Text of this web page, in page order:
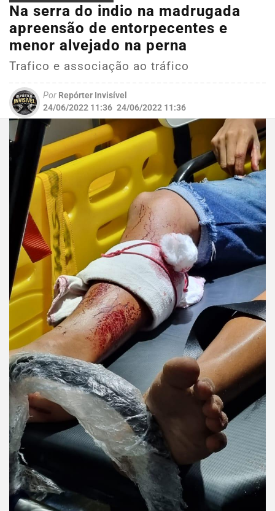
Na serra do indio na madrugada
apreensão de entorpecentes e
menor alvejado na perna
Trafico e associação ao tráfico
Por Repórter Invisível
24/06/2022 11:36 24/06/2022 11:36